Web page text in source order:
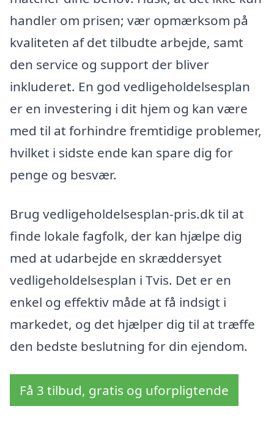
handler om prisen; vær opmærksom på
kvaliteten af ​​det tilbudte arbejde, samt
den service og support der bliver
inkluderet. En god vedligeholdelsesplan
er en investering i dit hjem og kan være
med til at forhindre fremtidige problemer,
hvilket i sidste ende kan spare dig for
penge og besvær.
Brug vedligeholdelsesplan-pris.dk til at
finde lokale fagfolk, der kan hjælpe dig
med at udarbejde en skræddersyet
vedligeholdelsesplan i Tvis. Det er en
enkel og effektiv måde at få indsigt i
markedet, og det hjælper dig til at træffe
den bedste beslutning for din ejendom.
Få 3 tilbud, gratis og uforpligtende